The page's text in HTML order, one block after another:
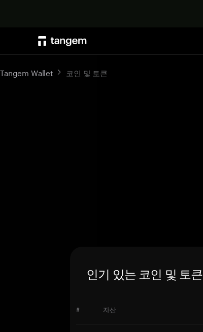
Tangem Wallet 코인 및 토큰
인기 있는 코인 및 토큰
# 자산